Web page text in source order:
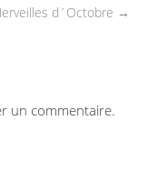
d´Octobre →
un commentaire.